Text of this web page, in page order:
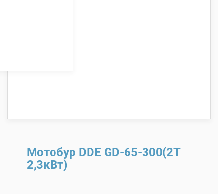
Мотобур DDE GD-65-300(2Т
2,3кВт)